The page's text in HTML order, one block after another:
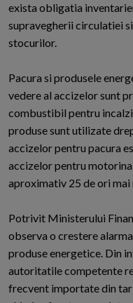
exista obligatia
supravegherii circulatiei
stocurilor.
Pacura si produsele
vedere al accizelor sunt
combustibil pentru
produse sunt utilizate
accizelor pentru pacura
accizelor pentru
aproximativ 25 de ori
Potrivit Ministerului
observa o crestere
produse energetice. Din
autoritatile competente
frecvent importate din